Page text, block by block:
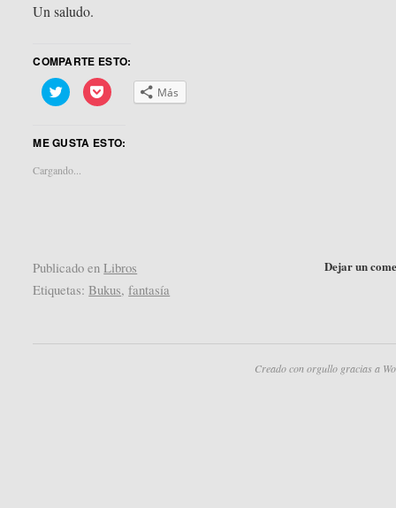
Un saludo.
COMPARTE ESTO:
Haz
clic
Twitter
abre
en
Haz
clic
Pocket
Más
ME GUSTA ESTO:
Cargando...
Dejar un
Publicado en Libros
Etiquetas: Bukus,fantasía
Creado con orgullo gracias a